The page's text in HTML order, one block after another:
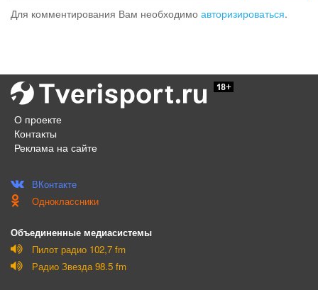
Для комментирования Вам необходимо авторизироваться.
О проекте
Контакты
Реклама на сайте
ВКонтакте
Одноклассники
Объединенные медиасистемы
Пилот радио 102,7 fm
Радио Звезда 98.5 fm